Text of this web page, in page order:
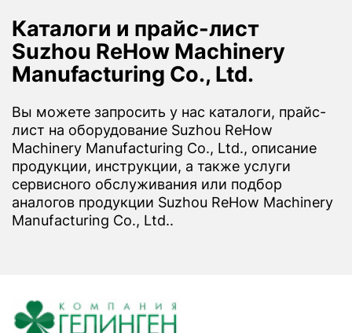
Каталоги и прайс-лист
Suzhou ReHow Machinery
Manufacturing Co., Ltd.
Вы можете запросить у нас каталоги, прайс-
лист на оборудование Suzhou ReHow
Machinery Manufacturing Co., Ltd., описание
продукции, инструкции, а также услуги
сервисного обслуживания или подбор
аналогов продукции Suzhou ReHow Machinery
Manufacturing Co., Ltd..